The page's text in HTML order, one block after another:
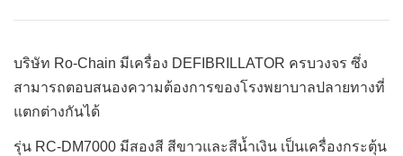
บริษัท Ro-Chain มีเครื่อง DEFIBRILLATOR ครบวงจร ซึ่ง
สามารถตอบสนองความต้องการของโรงพยาบาลปลายทางที่
แตกต่างกันได้
รุ่น RC-DM7000 มีสองสี สีขาวและสีน้ำเงิน เป็นเครื่องกระตุ้น